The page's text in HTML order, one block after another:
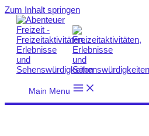
Zum Inhalt springen
Main Menu